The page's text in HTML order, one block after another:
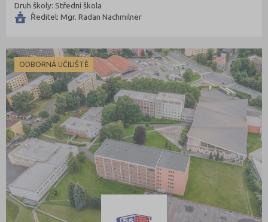
Druh školy: Střední škola
Ředitel: Mgr. Radan Nachmilner
ODBORNÁ UČILIŠTĚ